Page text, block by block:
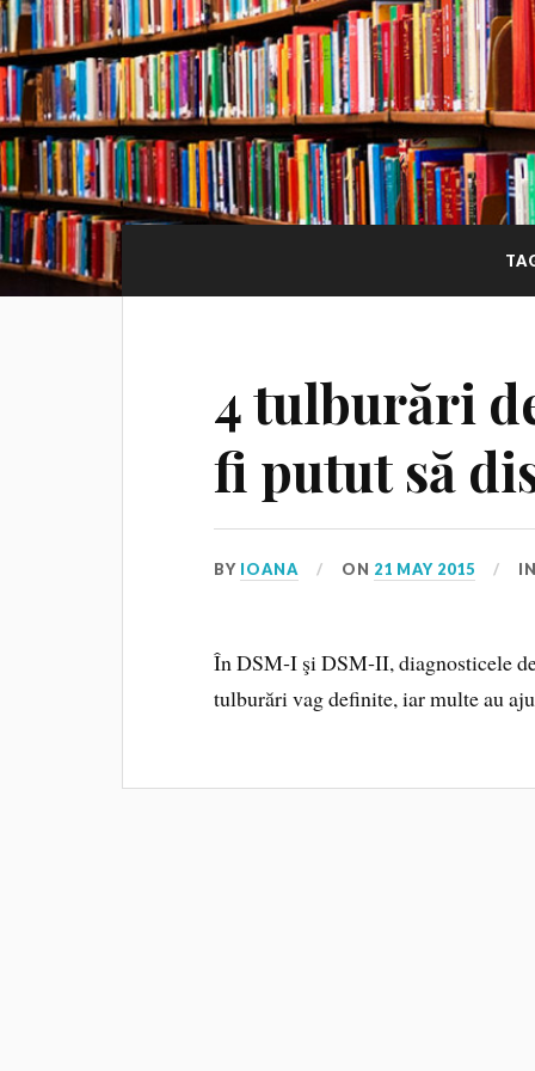
4 tulburări
fi putut să
BY IOANA ON 21 MAY 2015
În DSM‑I şi DSM‑II, diagnosticele
tulburări vag definite, iar multe au